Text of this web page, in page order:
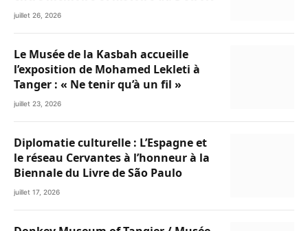
juillet 26, 2026
Le Musée de la Kasbah accueille
l’exposition de Mohamed Lekleti à
Tanger : « Ne tenir qu’à un fil »
juillet 23, 2026
Diplomatie culturelle : L’Espagne et
le réseau Cervantes à l’honneur à la
Biennale du Livre de São Paulo
juillet 17, 2026